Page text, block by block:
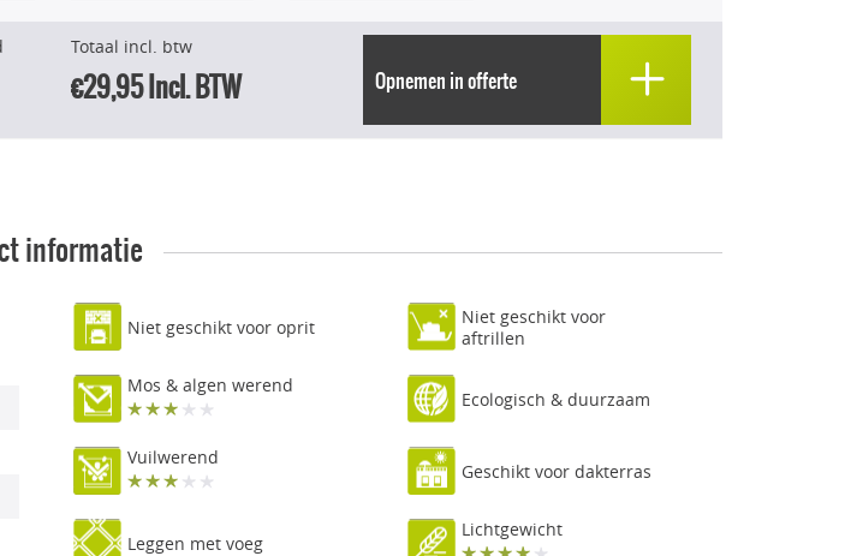
Totaal incl. btw
€29,95Incl. BTW Opnemen in offerte
informatie
Niet geschikt voor oprit
Niet geschikt voor
aftrillen
Mos & algen werend
Ecologisch & duurzaam
Vuilwerend
Geschikt voor dakterras
Leggen met voeg
Lichtgewicht